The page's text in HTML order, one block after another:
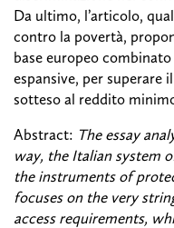
Da ultimo, l’articolo,
contro la povertà,
base europeo
espansive, per
sotteso al reddito
Abstract: The essay
way, the Italian system
the instruments of
focuses on the very
access requirements,